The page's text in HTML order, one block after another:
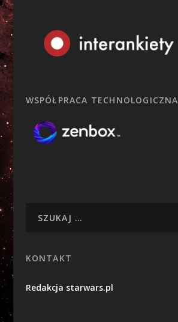
WSPÓŁPRACA TECHNOLOGICZNA
KONTAKT
Redakcja starwars.pl